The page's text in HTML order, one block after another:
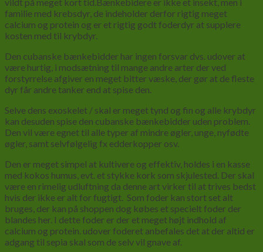
familie med krebsdyr, de indeholder derfor rigtig meget
calcium og protein og er et rigtig godt foderdyr at supplere
kosten med til krybdyr.
Den cubanske bænkebidder har ingen forsvar dvs. udover at
være hurtig, i modsætning til mange andre arter der ved
forstyrrelse afgiver en meget bitter væske, der gør at de fleste
dyr får andre tanker end at spise den.
Selve dens exoskelet / skal er meget tynd og fin og alle krybdyr
kan desuden spise den cubanske bænkebidder uden problem.
Den vil være egnet til alle typer af mindre øgler, unge, nyfødte
øgler, samt selvfølgelig fx edderkopper osv.
Den er meget simpel at kultivere og effektiv, holdes i en kasse
med kokos humus, evt. et stykke kork som skjulested. Der skal
være en rimelig udluftning da denne art virker til at trives bedst
hvis der ikke er alt for fugtigt. Som foder kan stort set alt
bruges, der kan på shoppen dog købes et specielt foder der
blandes her. I dette foder er der et meget højt indhold af
calcium og protein. udover foderet anbefales det at der altid er
adgang til sepia skal som de selv vil gnave af.